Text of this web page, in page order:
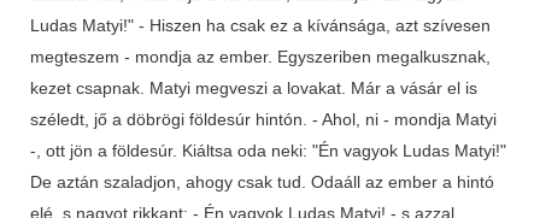
Ludas Matyi!" - Hiszen ha csak ez a kívánsága, azt szívesen
megteszem - mondja az ember. Egyszeriben megalkusznak,
kezet csapnak. Matyi megveszi a lovakat. Már a vásár el is
széledt, jő a döbrögi földesúr hintón. - Ahol, ni - mondja Matyi
-, ott jön a földesúr. Kiáltsa oda neki: "Én vagyok Ludas Matyi!"
De aztán szaladjon, ahogy csak tud. Odaáll az ember a hintó
elé, s nagyot rikkant: - Én vagyok Ludas Matyi! - s azzal